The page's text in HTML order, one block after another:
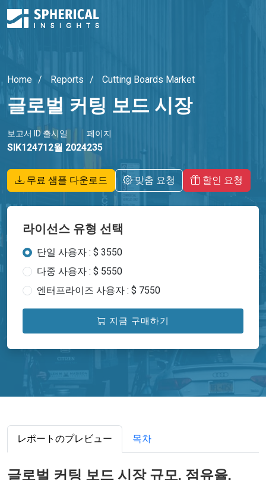
Home Reports Cutting Boards Market
글로벌 커팅 보드 시장
보고서 ID
SIK1247
출시일
12월 2024
페이지
235
무료 샘플 다운로드 맞춤 요청 할인 요청
라이선스 유형 선택
단일 사용자 : $ 3550
다중 사용자 : $ 5550
엔터프라이즈 사용자 : $ 7550
지금 구매하기
レポートのプレビュー 목차
글로벌 커팅 보드 시장 규모, 점유율,